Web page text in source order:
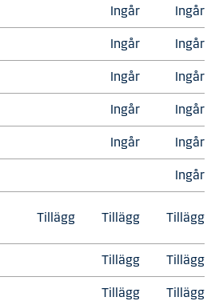
Ingår Ingår
Ingår Ingår
Ingår Ingår
Ingår Ingår
Ingår Ingår
Ingår
Tillägg Tillägg Tillägg
Tillägg Tillägg
Tillägg Tillägg